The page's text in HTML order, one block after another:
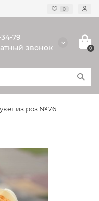
0
79
звонок
0
из роз №76